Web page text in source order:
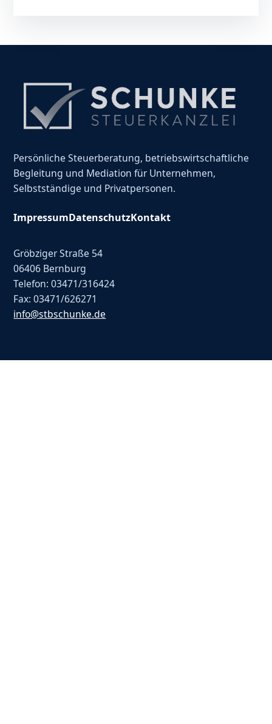
Persönliche Steuerberatung, betriebswirtschaftliche
Begleitung und Mediation für Unternehmen,
Selbstständige und Privatpersonen.
ImpressumDatenschutzKontakt
Gröbziger Straße 54
06406 Bernburg
Telefon: 03471/316424
Fax: 03471/626271
info@stbschunke.de